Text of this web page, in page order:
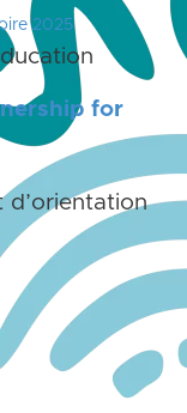
2025
for
d’orientation